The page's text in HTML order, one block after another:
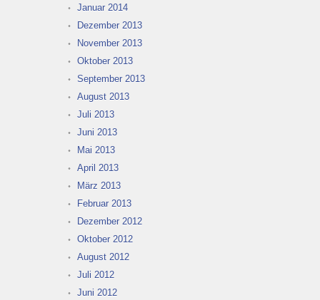
Januar 2014
Dezember 2013
November 2013
Oktober 2013
September 2013
August 2013
Juli 2013
Juni 2013
Mai 2013
April 2013
März 2013
Februar 2013
Dezember 2012
Oktober 2012
August 2012
Juli 2012
Juni 2012